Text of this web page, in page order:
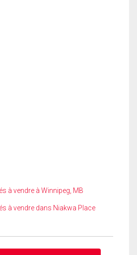
à vendre à Winnipeg, MB
à vendre dans Niakwa Place